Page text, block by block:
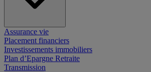
Assurance vie
Placement financiers
Investissements immobiliers
Plan d’Epargne Retraite
Transmission